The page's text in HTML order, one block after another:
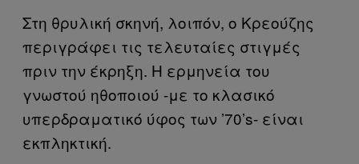
Στη θρυλική σκηνή, λοιπόν, ο Κρεούζης
περιγράφει τις τελευταίες στιγμές
πριν την έκρηξη. Η ερμηνεία του
γνωστού ηθοποιού -με το κλασικό
υπερδραματικό ύφος των ’70’s- είναι
εκπληκτική.